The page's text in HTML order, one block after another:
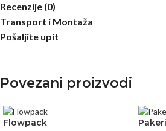
Recenzije (0)
Transport i Montaža
Pošaljite upit
Povezani proizvodi
Flowpack